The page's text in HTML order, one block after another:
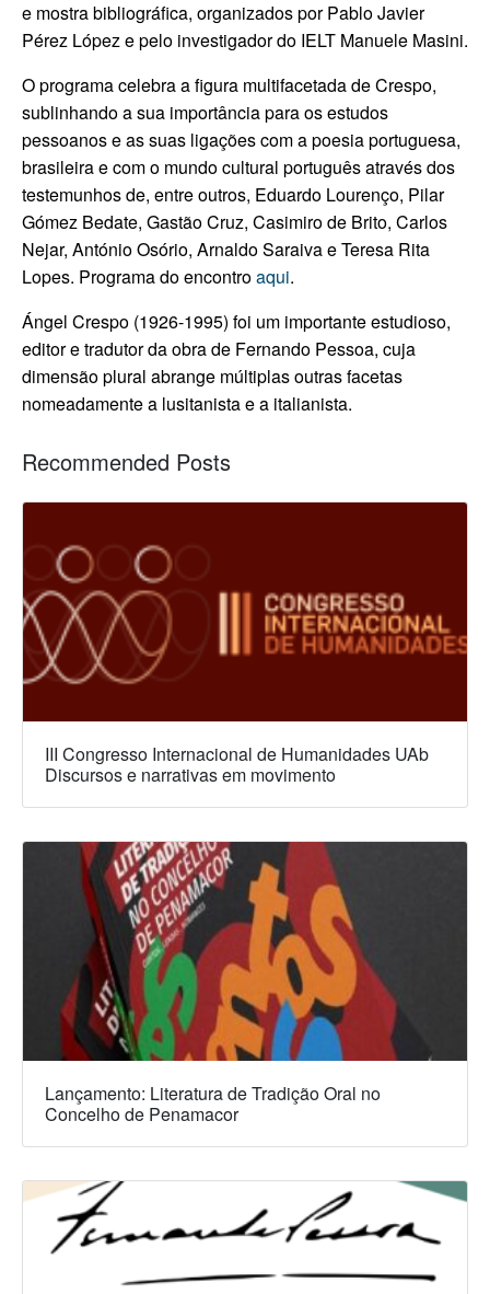
e mostra bibliográfica, organizados por Pablo Javier
Pérez López e pelo investigador do IELT Manuele Masini.
O programa celebra a figura multifacetada de Crespo,
sublinhando a sua importância para os estudos
pessoanos e as suas ligações com a poesia portuguesa,
brasileira e com o mundo cultural português através dos
testemunhos de, entre outros, Eduardo Lourenço, Pilar
Gómez Bedate, Gastão Cruz, Casimiro de Brito, Carlos
Nejar, António Osório, Arnaldo Saraiva e Teresa Rita
Lopes. Programa do encontroaqui.
Ángel Crespo (1926-1995) foi um importante estudioso,
editor e tradutor da obra de Fernando Pessoa, cuja
dimensão plural abrange múltiplas outras facetas
nomeadamente a lusitanista e a italianista.
Recommended Posts
III Congresso Internacional de Humanidades UAb
Discursos e narrativas em movimento
Lançamento: Literatura de Tradição Oral no
Concelho de Penamacor